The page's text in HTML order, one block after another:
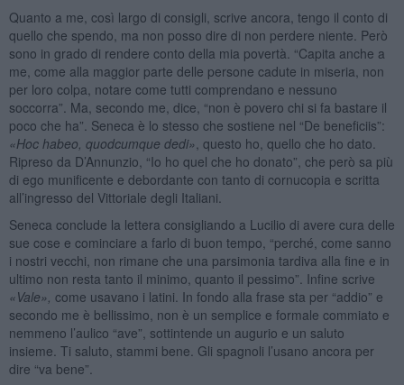
Quanto a me, così largo di consigli, scrive ancora, tengo il conto di
quello che spendo, ma non posso dire di non perdere niente. Però
sono in grado di rendere conto della mia povertà. “Capita anche a
me, come alla maggior parte delle persone cadute in miseria, non
per loro colpa, notare come tutti comprendano e nessuno
soccorra”. Ma, secondo me, dice, “non è povero chi si fa bastare il
poco che ha”. Seneca è lo stesso che sostiene nel “De beneficiis”:
«Hoc habeo, quodcumque dedi» , questo ho, quello che ho dato.
Ripreso da D’Annunzio, “Io ho quel che ho donato”, che però sa più
di ego munificente e debordante con tanto di cornucopia e scritta
all’ingresso del Vittoriale degli Italiani.
Seneca conclude la lettera consigliando a Lucilio di avere cura delle
sue cose e cominciare a farlo di buon tempo, “perché, come sanno
i nostri vecchi, non rimane che una parsimonia tardiva alla fine e in
ultimo non resta tanto il minimo, quanto il pessimo”. Infine scrive
«Vale», come usavano i latini. In fondo alla frase sta per “addio” e
secondo me è bellissimo, non è un semplice e formale commiato e
nemmeno l’aulico “ave”, sottintende un augurio e un saluto
insieme. Ti saluto, stammi bene. Gli spagnoli l’usano ancora per
dire “va bene”.